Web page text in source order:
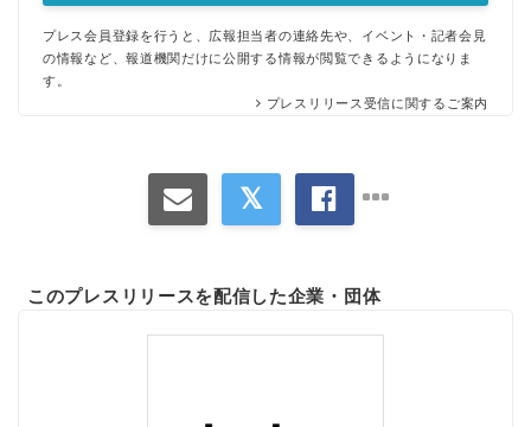
プレス会員登録を行うと、広報担当者の連絡先や、イベント・記者会見
の情報など、報道機関だけに公開する情報が閲覧できるようになりま
す。
プレスリリース受信に関するご案内
このプレスリリースを配信した企業・団体